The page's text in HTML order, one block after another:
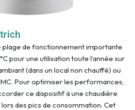
plage de fonctionnement importante
pour une utilisation toute l’année sur
(dans un local non chauffé) ou
Pour optimiser les performances,
ce dispositif à une chaudière
des pics de consommation. Cet